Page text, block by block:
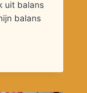
uit balans
balans